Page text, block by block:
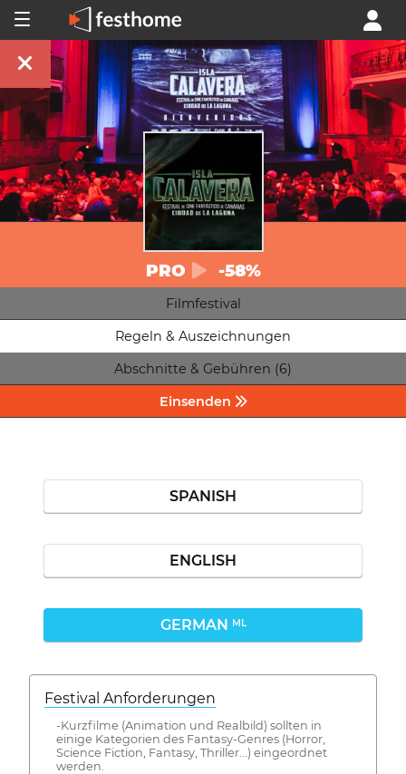
PRO -58%
Filmfestival
Regeln & Auszeichnungen
Abschnitte & Gebühren (6)
Einsenden
SPANISH
ENGLISH
GERMAN ML
Festival Anforderungen
-Kurzfilme (Animation und Realbild) sollten in
einige Kategorien des Fantasy-Genres (Horror,
Science Fiction, Fantasy, Thriller...) eingeordnet
werden.